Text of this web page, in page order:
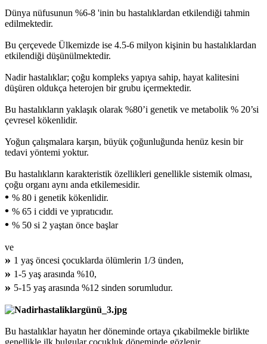
Dünya nüfusunun %6-8 'inin bu hastalıklardan etkilendiği tahmin
edilmektedir.
Bu çerçevede Ülkemizde ise 4.5-6 milyon kişinin bu hastalıklardan
etkilendiği düşünülmektedir.
Nadir hastalıklar; çoğu kompleks yapıya sahip, hayat kalitesini
düşüren oldukça heterojen bir grubu içermektedir.
Bu hastalıkların yaklaşık olarak %80’i genetik ve metabolik % 20’si
çevresel kökenlidir.
Yoğun çalışmalara karşın, büyük çoğunluğunda henüz kesin bir
tedavi yöntemi yoktur.
Bu hastalıkların karakteristik özellikleri genellikle sistemik olması,
çoğu organı aynı anda etkilemesidir.
• % 80 i genetik kökenlidir.
• % 65 i ciddi ve yıpratıcıdır.
• % 50 si 2 yaştan önce başlar
ve
» 1 yaş öncesi çocuklarda ölümlerin 1/3 ünden,
» 1-5 yaş arasında %10,
» 5-15 yaş arasında %12 sinden sorumludur.
Bu hastalıklar hayatın her döneminde ortaya çıkabilmekle birlikte